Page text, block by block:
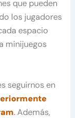
que pueden
los jugadores
espacio
minijuegos
seguirnos en
. Además,